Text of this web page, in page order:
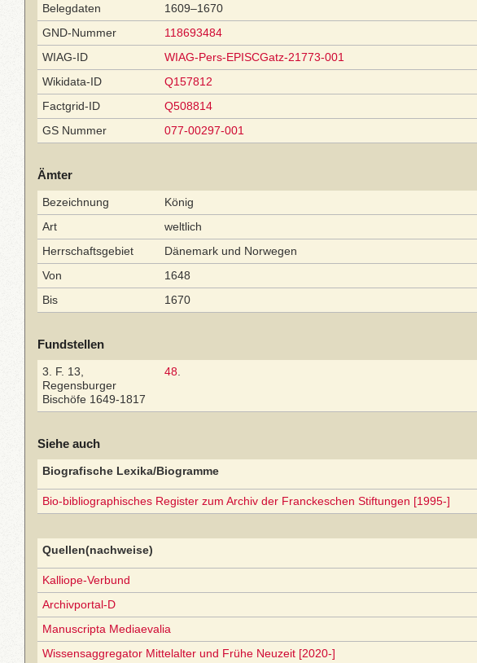
Belegdaten
1609–1670
GND-Nummer
118693484
WIAG-ID
WIAG-Pers-EPISCGatz-21773-001
Wikidata-ID
Q157812
Factgrid-ID
Q508814
GS Nummer
077-00297-001
Ämter
Bezeichnung
König
Art
weltlich
Herrschaftsgebiet
Dänemark und Norwegen
Von
1648
Bis
1670
Fundstellen
3. F. 13,
Regensburger
Bischöfe 1649-1817
48
Siehe auch
Biografische Lexika/Biogramme
Bio-bibliographisches Register zum Archiv der Franckeschen Stiftungen [1995-]
Quellen(nachweise)
Kalliope-Verbund
Archivportal-D
Manuscripta Mediaevalia
Wissensaggregator Mittelalter und Frühe Neuzeit [2020-]